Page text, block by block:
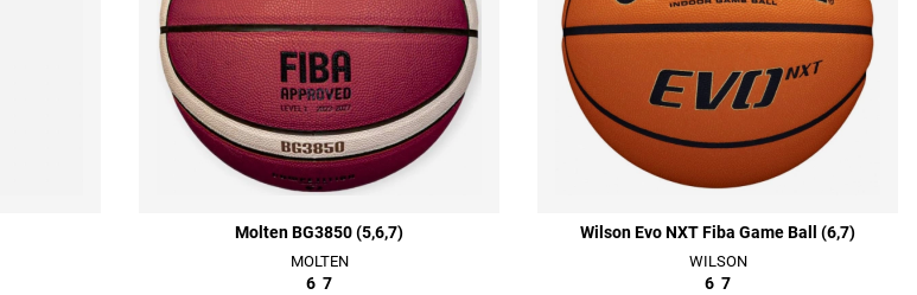
Molten BG3850 (5,6,7)
MOLTEN
6 7
Wilson Evo NXT Fiba Game Ball (6,7)
WILSON
6 7